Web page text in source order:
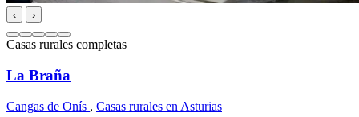
‹ ›
Casas rurales completas
La Braña
Cangas de Onís , Casas rurales en Asturias